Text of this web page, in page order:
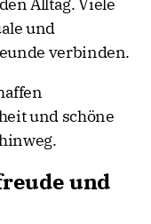
Alltag. Viele
und
verbinden.
und schöne
und